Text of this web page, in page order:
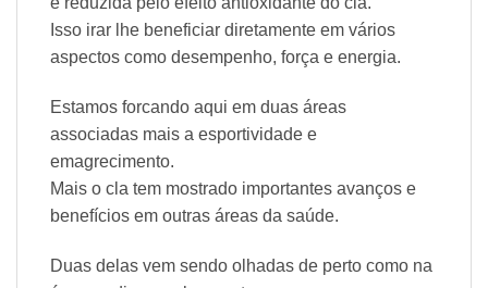
Isso irar lhe beneficiar diretamente em vários
aspectos como desempenho, força e energia.
Estamos forcando aqui em duas áreas
associadas mais a esportividade e
emagrecimento.
Mais o cla tem mostrado importantes avanços e
benefícios em outras áreas da saúde.
Duas delas vem sendo olhadas de perto como na